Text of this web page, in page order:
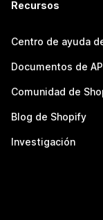
Recursos
Centro de ayuda
Documentos de API
Comunidad de
Blog de Shopify
Investigación